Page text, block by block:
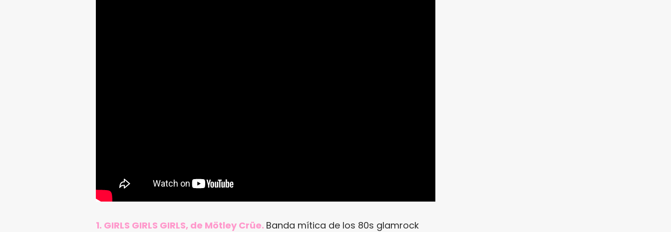
1. GIRLS GIRLS GIRLS, de Mötley Crüe. Banda mítica de los 80s glamrock